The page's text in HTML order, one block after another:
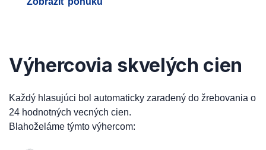
Výhercovia skvelých cien
Každý hlasujúci bol automaticky zaradený do žrebovania o
24 hodnotných vecných cien.
Blahoželáme týmto výhercom: